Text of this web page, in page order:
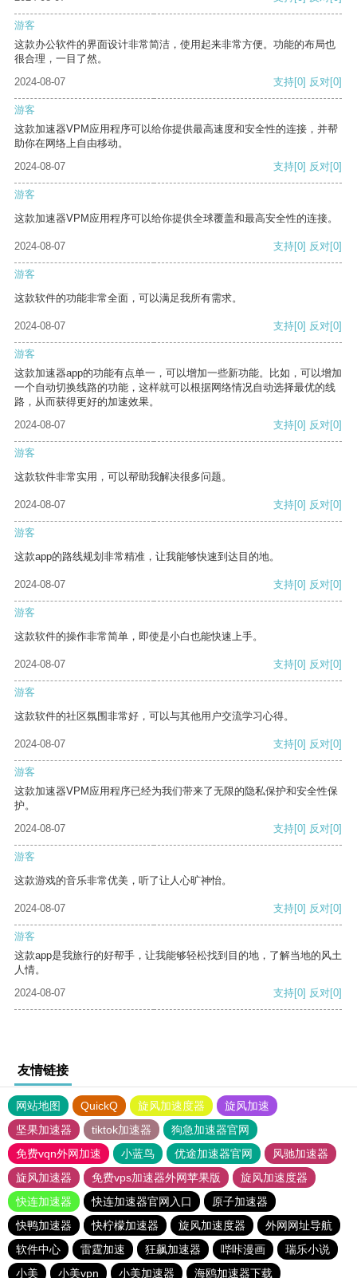
游客
这款办公软件的界面设计非常简洁，使用起来非常方便。功能的布局也
很合理，一目了然。
2024-08-07
支持[0] 反对[0]
游客
这款加速器VPM应用程序可以给你提供最高速度和安全性的连接，并帮
助你在网络上自由移动。
2024-08-07
支持[0] 反对[0]
游客
这款加速器VPM应用程序可以给你提供全球覆盖和最高安全性的连接。
2024-08-07 支持[0] 反对[0]
游客
这款软件的功能非常全面，可以满足我所有需求。
2024-08-07 支持[0] 反对[0]
游客
这款加速器app的功能有点单一，可以增加一些新功能。比如，可以增加
一个自动切换线路的功能，这样就可以根据网络情况自动选择最优的线
路，从而获得更好的加速效果。
2024-08-07
支持[0] 反对[0]
游客
这款软件非常实用，可以帮助我解决很多问题。
2024-08-07 支持[0] 反对[0]
游客
这款app的路线规划非常精准，让我能够快速到达目的地。
2024-08-07 支持[0] 反对[0]
游客
这款软件的操作非常简单，即使是小白也能快速上手。
2024-08-07 支持[0] 反对[0]
游客
这款软件的社区氛围非常好，可以与其他用户交流学习心得。
2024-08-07 支持[0] 反对[0]
游客
这款加速器VPM应用程序已经为我们带来了无限的隐私保护和安全性保
护。
2024-08-07
支持[0] 反对[0]
游客
这款游戏的音乐非常优美，听了让人心旷神怡。
2024-08-07 支持[0] 反对[0]
游客
这款app是我旅行的好帮手，让我能够轻松找到目的地，了解当地的风土
人情。
2024-08-07
支持[0] 反对[0]
友情链接
网站地图 QuickQ 旋风加速度器
旋风加速
坚果加速器
tiktok加速器
狗急加速器官网
免费vqn外网加速
小蓝鸟 优途加速器官网
风驰加速器
旋风加速器
免费vps加速器外网苹果版
旋风加速度器
快连加速器
快连加速器官网入口
原子加速器
快鸭加速器
快柠檬加速器 旋风加速度器
外网网址导航
软件中心
雷霆加速 狂飙加速器 哔咔漫画
瑞乐小说
小美
小美vpn 小美加速器 海鸥加速器下载